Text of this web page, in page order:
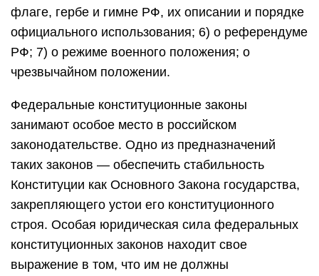
флаге, гербе и гимне РФ, их описании и порядке
официального использования; 6) о референдуме
РФ; 7) о режиме военного положения; о
чрезвычайном положении.
Федеральные конституционные законы
занимают особое место в российском
законодательстве. Одно из предназначений
таких законов — обеспечить стабильность
Конституции как Основного Закона государства,
закрепляющего устои его конституционного
строя. Особая юридическая сила федеральных
конституционных законов находит свое
выражение в том, что им не должны